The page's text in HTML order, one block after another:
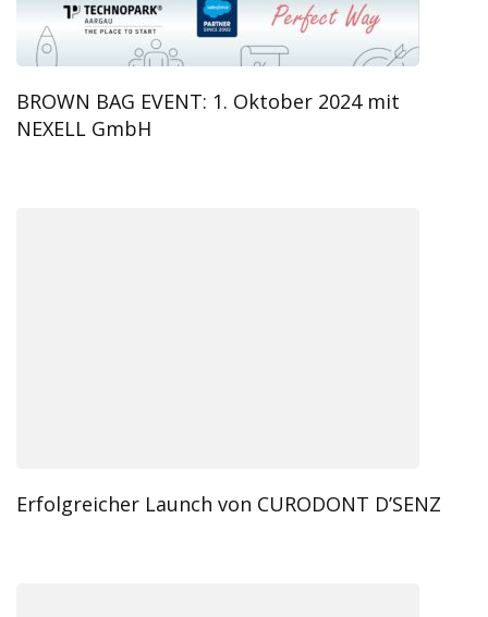
BROWN BAG EVENT: 1. Oktober 2024 mit
NEXELL GmbH
Erfolgreicher Launch von CURODONT D’SENZ